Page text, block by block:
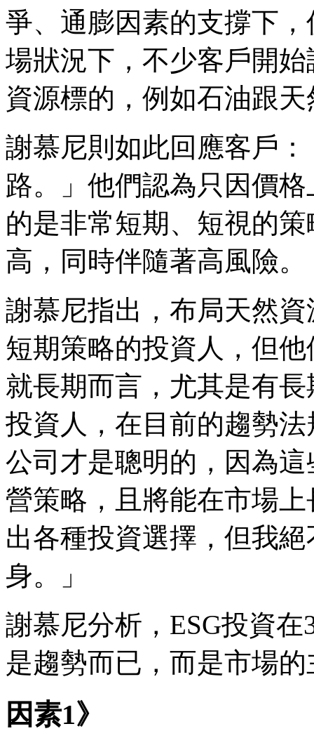
爭、通膨因素的支撐下
場狀況下，不少客戶開
資源標的，例如石油跟
謝慕尼則如此回應客戶
路。」他們認為只因價
的是非常短期、短視的
高，同時伴隨著高風險。
謝慕尼指出，布局天然
短期策略的投資人，但
就長期而言，尤其是有
投資人，在目前的趨勢
公司才是聰明的，因為
營策略，且將能在市場
出各種投資選擇，但我
身。」
謝慕尼分析，ESG投資
是趨勢而已，而是市場的
因素1》